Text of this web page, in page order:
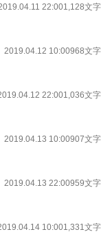
22:001,128文字
2019.04.12 10:00968文字
22:001,036文字
2019.04.13 10:00907文字
2019.04.13 22:00959文字
10:001,331文字